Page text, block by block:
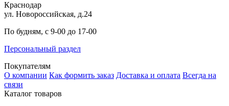
Краснодар
ул. Новороссийская, д.24
По будням, с 9-00 до 17-00
Персональный раздел
Покупателям
О компании Как формить заказ Доставка и оплата Всегда на
связи
Каталог товаров